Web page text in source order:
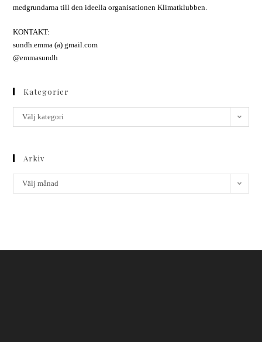
medgrundarna till den ideella organisationen Klimatklubben.
KONTAKT:
sundh.emma (a) gmail.com
@emmasundh
Kategorier
Välj kategori
Arkiv
Välj månad